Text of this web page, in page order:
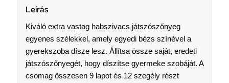
Leírás
Kiváló extra vastag habszivacs játszószőnyeg
egyenes szélekkel, amely egyedi bézs színével a
gyerekszoba dísze lesz. Állítsa össze saját, eredeti
játszószőnyegét, hogy díszítse gyermeke szobáját. A
csomag összesen 9 lapot és 12 szegély részt